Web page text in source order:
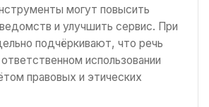
могут повысить
и улучшить сервис. При
подчёркивают, что речь
использовании
правовых и этических